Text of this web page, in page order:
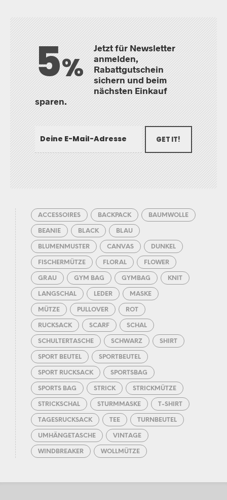
5%
Jetzt für Newsletter
anmelden,
Rabattgutschein
sichern und beim
nächsten Einkauf
sparen.
GET IT!
ACCESSOIRES BACKPACK BAUMWOLLE
BEANIE BLACK BLAU
BLUMENMUSTER CANVAS DUNKEL
FISCHERMÜTZE FLORAL FLOWER
GRAU GYM BAG GYMBAG KNIT
LANGSCHAL LEDER MASKE
MÜTZE PULLOVER ROT
RUCKSACK SCARF SCHAL
SCHULTERTASCHE SCHWARZ SHIRT
SPORT BEUTEL SPORTBEUTEL
SPORT RUCKSACK SPORTSBAG
SPORTS BAG STRICK STRICKMÜTZE
STRICKSCHAL STURMMASKE T-SHIRT
TAGESRUCKSACK TEE TURNBEUTEL
UMHÄNGETASCHE VINTAGE
WINDBREAKER WOLLMÜTZE